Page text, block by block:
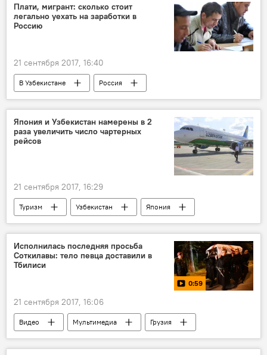
Плати, мигрант: сколько стоит
легально уехать на заработки в
Россию
21 сентября 2017, 16:40
В Узбекистане
Россия
Южная Корея
Япония
Миграционное законодательство России
Япония и Узбекистан намерены в 2
раза увеличить число чартерных
рейсов
21 сентября 2017, 16:29
Туризм Узбекистан
Япония
Чартер
Исполнилась последняя просьба
Соткилавы: тело певца доставили в
Тбилиси
0:59
21 сентября 2017, 16:06
Видео Мультимедиа
Грузия
Зураб Соткилава